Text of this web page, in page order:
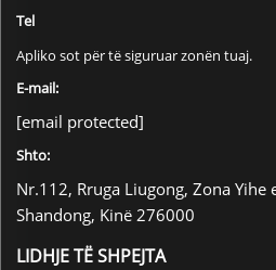
Tel
Apliko sot për të siguruar zonën tuaj.
E-mail:
[email protected]
Shto:
Nr.112, Rruga Liugong, Zona Yihe
Shandong, Kinë 276000
LIDHJE TË SHPEJTA